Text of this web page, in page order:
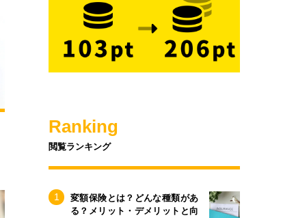
Ranking
閲覧ランキング
変額保険とは？どんな種類があ
る？メリット・デメリットと向